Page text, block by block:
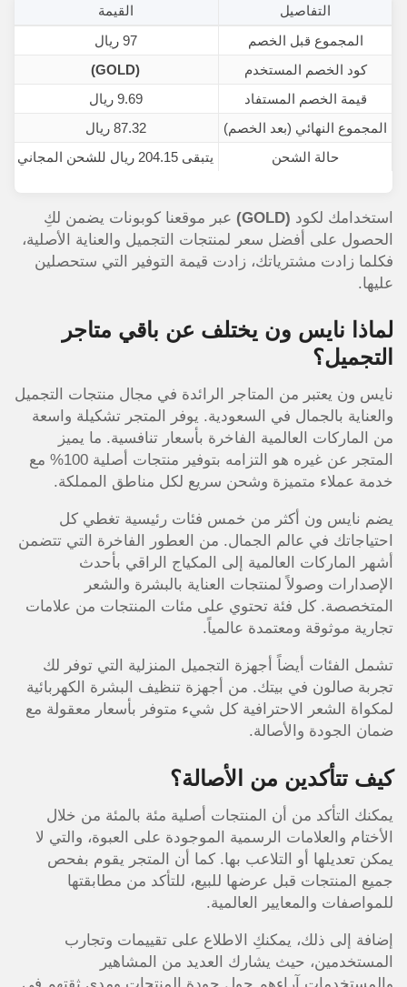
التفاصيل
القيمة
المجموع قبل الخصم
97 ريال
كود الخصم المستخدم
(GOLD)
قيمة الخصم المستفاد
9.69 ريال
المجموع النهائي (بعد الخصم)
87.32 ريال
حالة الشحن
يتبقى 204.15 ريال للشحن المجاني
استخدامك لكود (GOLD)
عبر موقعنا كوبونات يضمن لكِ
الحصول على أفضل سعر لمنتجات التجميل والعناية الأصلية،
فكلما زادت مشترياتك، زادت قيمة التوفير التي ستحصلين
عليها.
لماذا نايس ون يختلف عن باقي متاجر
التجميل؟
نايس ون يعتبر من المتاجر الرائدة في مجال منتجات التجميل
والعناية بالجمال في السعودية. يوفر المتجر تشكيلة واسعة
من الماركات العالمية الفاخرة بأسعار تنافسية. ما يميز
المتجر عن غيره هو التزامه بتوفير منتجات أصلية 100% مع
خدمة عملاء متميزة وشحن سريع لكل مناطق المملكة.
يضم نايس ون أكثر من خمس فئات رئيسية تغطي كل
احتياجاتك في عالم الجمال. من العطور الفاخرة التي تتضمن
أشهر الماركات العالمية إلى المكياج الراقي بأحدث
الإصدارات وصولاً لمنتجات العناية بالبشرة والشعر
المتخصصة. كل فئة تحتوي على مئات المنتجات من علامات
تجارية موثوقة ومعتمدة عالمياً.
تشمل الفئات أيضاً أجهزة التجميل المنزلية التي توفر لك
تجربة صالون في بيتك. من أجهزة تنظيف البشرة الكهربائية
لمكواة الشعر الاحترافية كل شيء متوفر بأسعار معقولة مع
ضمان الجودة والأصالة.
كيف تتأكدين من الأصالة؟
يمكنك التأكد من أن المنتجات أصلية مئة بالمئة من خلال
الأختام والعلامات الرسمية الموجودة على العبوة، والتي لا
يمكن تعديلها أو التلاعب بها. كما أن المتجر يقوم بفحص
جميع المنتجات قبل عرضها للبيع، للتأكد من مطابقتها
للمواصفات والمعايير العالمية.
إضافة إلى ذلك، يمكنكِ الاطلاع على تقييمات وتجارب
المستخدمين، حيث يشارك العديد من المشاهير